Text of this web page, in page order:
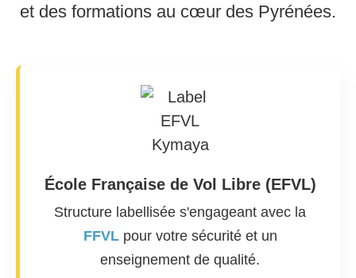
et des formations au cœur des Pyrénées.
École Française de Vol Libre (EFVL)
Structure labellisée s'engageant avec la
FFVLpour votre sécurité et un
enseignement de qualité.